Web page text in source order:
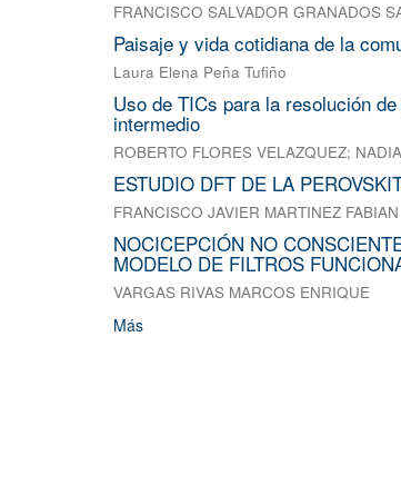
FRANCISCO SALVADOR GRANADOS
Paisaje y vida cotidiana de la
Laura Elena Peña Tufiño
Uso de TICs para la resolución
intermedio
ROBERTO FLORES VELAZQUEZ;
ESTUDIO DFT DE LA
FRANCISCO JAVIER MARTINEZ FABIAN
NOCICEPCIÓN NO
MODELO DE FILTROS
VARGAS RIVAS MARCOS ENRIQUE
Más